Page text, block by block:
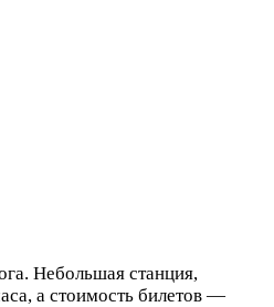
Небольшая станция,
а стоимость билетов —